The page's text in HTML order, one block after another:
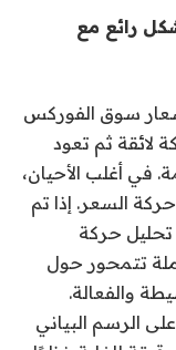
رائع مع
سوق الفوركس
لائقة ثم تعود
في أغلب الأحيان،
السعر. إذا تم
حركة
تتمحور حول
والفعالة.
الرسم البياني